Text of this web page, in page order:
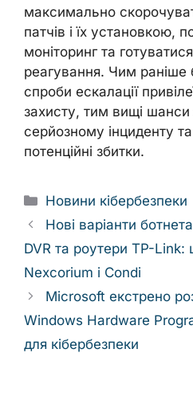
максимально
патчів і їх установкою,
моніторинг та
реагування. Чим раніше
спроби ескалації
захисту, тим вищі шанси
серйозному інциденту
потенційні збитки.
Categories
Новини кібербезпеки
Нові варіанти
DVR та роутери TP-
Nexcorium і Condi
Microsoft екстрено
Windows Hardware
для кібербезпеки